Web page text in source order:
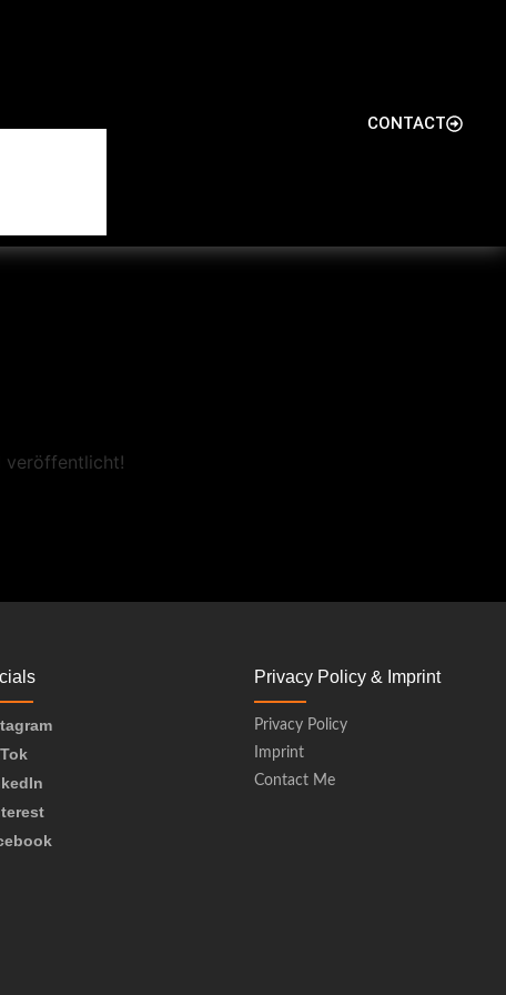
CONTACT
veröffentlicht!
Privacy Policy & Imprint
Privacy Policy
Imprint
Contact Me